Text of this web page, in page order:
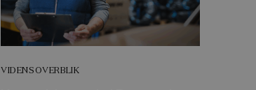
VIDENSOVERBLIK